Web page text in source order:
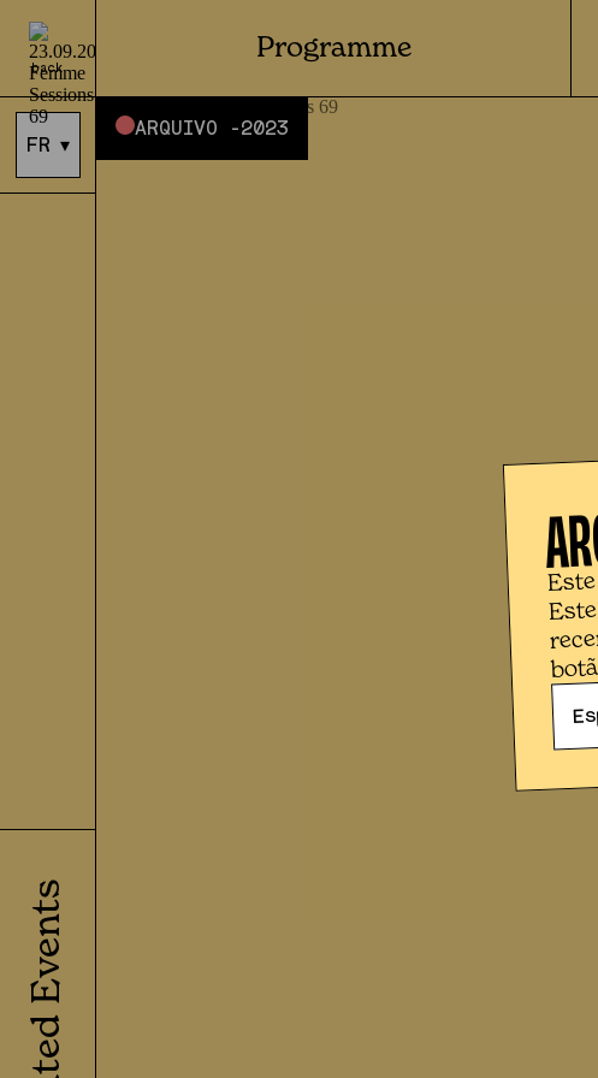
back
Programme
FR ▾
ARQUIVO -2023
Related Events